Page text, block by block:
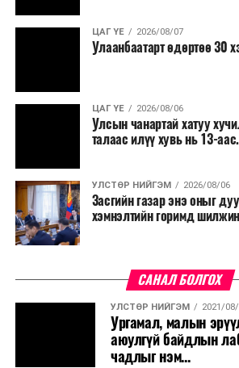
ЦАГ ҮЕ 2026/08/07
Улаанбаатарт өдөртөө 30
ЦАГ ҮЕ 2026/08/06
Улсын чанартай хатуу
талаас илүү хувь нь 13-
УЛСТӨР НИЙГЭМ 2026/08/06
Засгийн газар энэ оныг
хэмнэлтийн горимд
САНАЛ БОЛГОХ
УЛСТӨР НИЙГЭМ 2021/
Ургамал, малын
аюулгүй байдлын
чадлыг нэм...